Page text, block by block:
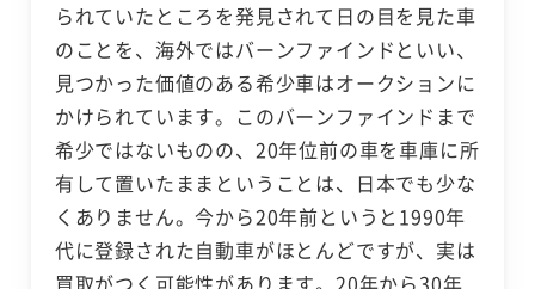
られていたところを発見されて日の目を見た車
のことを、海外ではバーンファインドといい、
見つかった価値のある希少車はオークションに
かけられています。このバーンファインドまで
希少ではないものの、20年位前の車を車庫に所
有して置いたままということは、日本でも少な
くありません。今から20年前というと1990年
代に登録された自動車がほとんどですが、実は